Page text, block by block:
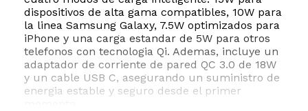
dispositivos de alta gama compatibles, 10W para
la linea Samsung Galaxy, 7.5W optimizados para
iPhone y una carga estandar de 5W para otros
telefonos con tecnologia Qi. Ademas, incluye un
adaptador de corriente de pared QC 3.0 de 18W
y un cable USB C, asegurando un suministro de
energia estable y seguro desde el primer